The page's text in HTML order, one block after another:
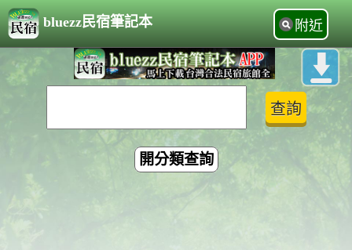
bluezz民宿筆記本 附近
開分類查詢